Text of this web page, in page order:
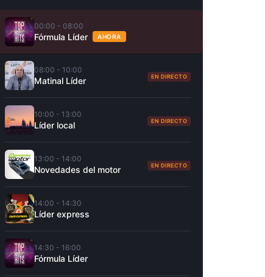
00:00 - 08:00
Fórmula Líder AHORA
08:00 - 10:00
Matinal Líder EN DIRECTO
10:00 - 13:00
Líder local EN DIRECTO
13:00 - 14:00
Novedades del motor EN DIRECTO
14:00 - 14:30
Líder express
14:30 - 16:00
Fórmula Líder